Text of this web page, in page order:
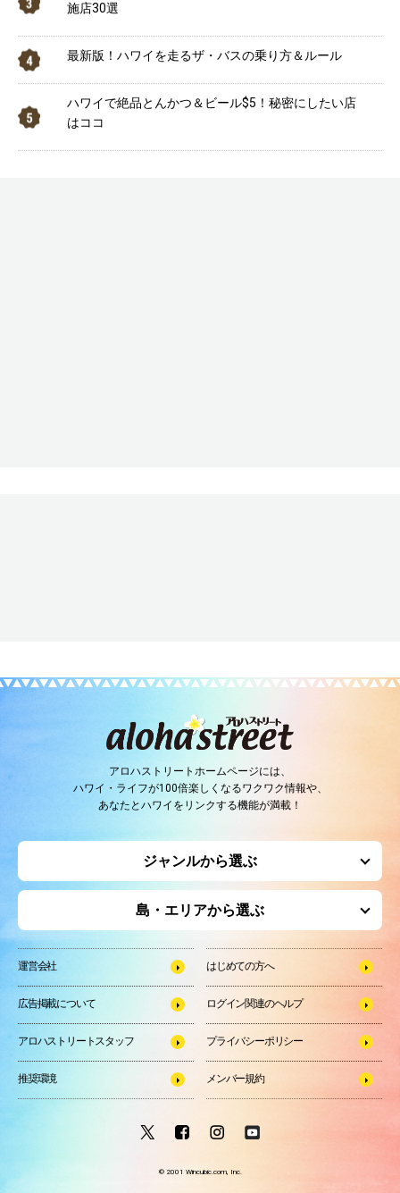
施店30選
最新版！ハワイを走るザ・バスの乗り方＆ルール
ハワイで絶品とんかつ＆ビール$5！秘密にしたい店
はココ
アロハストリートホームページには、
ハワイ・ライフが100倍楽しくなるワクワク情報や、
あなたとハワイをリンクする機能が満載！
ジャンルから選ぶ
島・エリアから選ぶ
運営会社 はじめての方へ
広告掲載について ログイン関連のヘルプ
アロハストリートスタッフ プライバシーポリシー
推奨環境 メンバー規約
© 2001 Wincubic.com, Inc.